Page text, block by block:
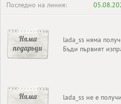
Последно на линия:
Няма
подаръци
lada_ss няма
Бъди първият
Няма
lada_ss не е